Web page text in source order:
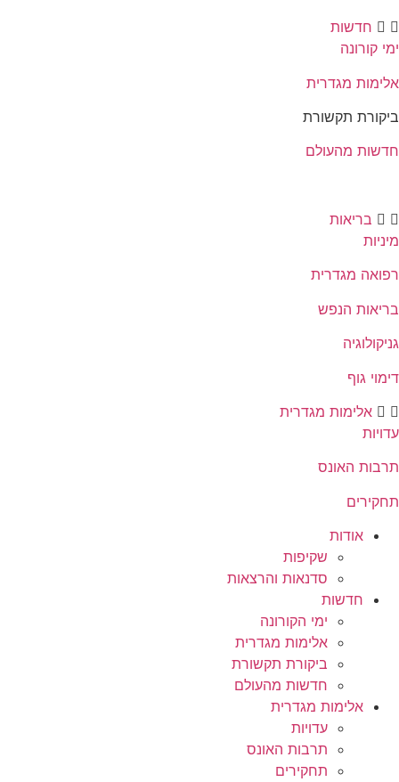
חדשות
ימי קורונה
אלימות מגדרית
ביקורת תקשורת
חדשות מהעולם
בריאות
מיניות
רפואה מגדרית
בריאות הנפש
גניקולוגיה
דימוי גוף
אלימות מגדרית
עדויות
תרבות האונס
תחקירים
אודות
שקיפות
סדנאות והרצאות
חדשות
ימי הקורונה
אלימות מגדרית
ביקורת תקשורת
חדשות מהעולם
אלימות מגדרית
עדויות
תרבות האונס
תחקירים